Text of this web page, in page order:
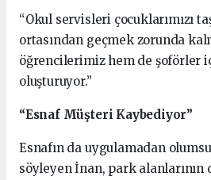
“Okul servisleri çocuklarımızı
ortasından geçmek zorunda
öğrencilerimiz hem de şoförler
oluşturuyor.”
“Esnaf Müşteri Kaybediyor”
Esnafın da uygulamadan
söyleyen İnan, park alanlarının